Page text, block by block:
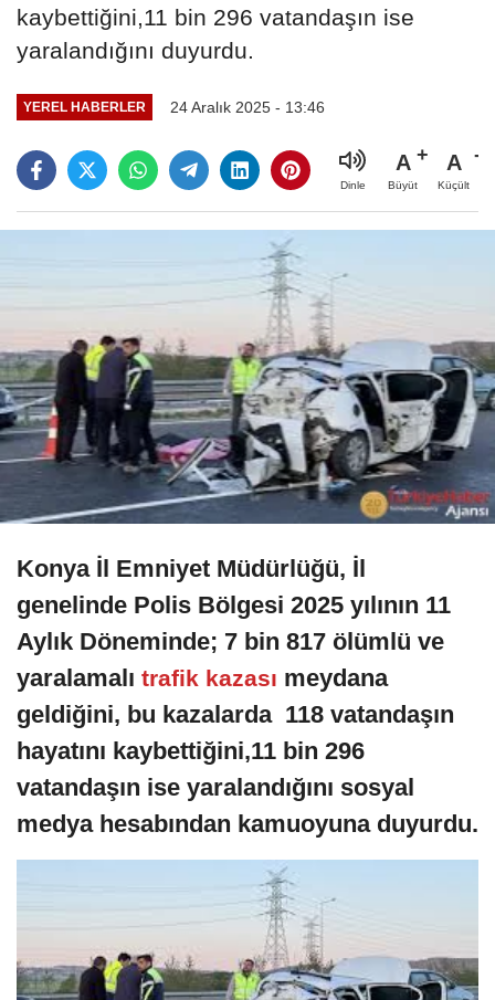
kaybettiğini,11 bin 296 vatandaşın ise
yaralandığını duyurdu.
YEREL HABERLER 24 Aralık 2025 - 13:46
Dinle
A
Büyüt
A
Küçült
Konya İl Emniyet Müdürlüğü, İl
genelinde Polis Bölgesi 2025 yılının 11
Aylık Döneminde; 7 bin 817 ölümlü ve
yaralamalı trafik kazası meydana
geldiğini, bu kazalarda 118 vatandaşın
hayatını kaybettiğini,11 bin 296
vatandaşın ise yaralandığını sosyal
medya hesabından kamuoyuna duyurdu.